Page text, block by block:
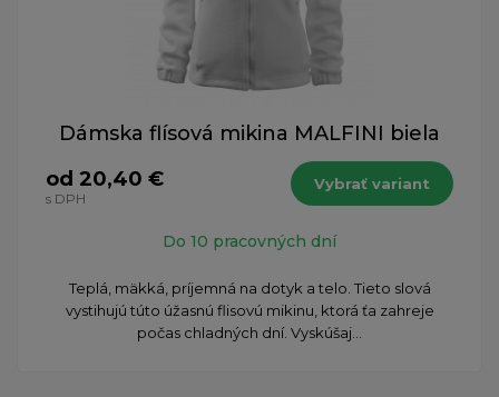
Dámska flísová mikina MALFINI biela
od 20,40 €
s DPH
Vybrať variant
Do 10 pracovných dní
Teplá, mäkká, príjemná na dotyk a telo. Tieto slová
vystihujú túto úžasnú flisovú mikinu, ktorá ťa zahreje
počas chladných dní. Vyskúšaj...